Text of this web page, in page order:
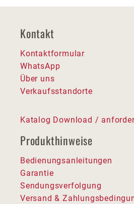
Kontakt
Kontaktformular
WhatsApp
Über uns
Verkaufsstandorte
Katalog Download /
Produkthinweise
Bedienungsanleitungen
Garantie
Sendungsverfolgung
Versand &